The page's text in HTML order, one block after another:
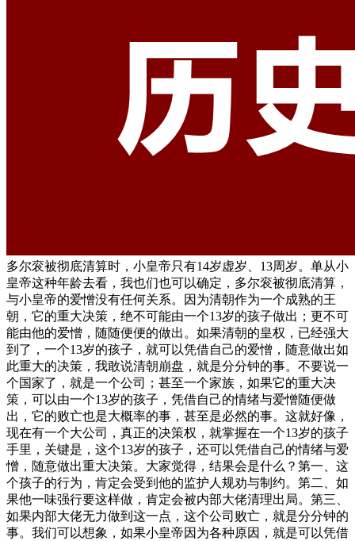
多尔衮被彻底清算时，小皇帝只有14岁虚岁、13周岁。单从小
皇帝这种年龄去看，我也们也可以确定，多尔衮被彻底清算，
与小皇帝的爱憎没有任何关系。因为清朝作为一个成熟的王
朝，它的重大决策，绝不可能由一个13岁的孩子做出；更不可
能由他的爱憎，随随便便的做出。如果清朝的皇权，已经强大
到了，一个13岁的孩子，就可以凭借自己的爱憎，随意做出如
此重大的决策，我敢说清朝崩盘，就是分分钟的事。不要说一
个国家了，就是一个公司；甚至一个家族，如果它的重大决
策，可以由一个13岁的孩子，凭借自己的情绪与爱憎随便做
出，它的败亡也是大概率的事，甚至是必然的事。这就好像，
现在有一个大公司，真正的决策权，就掌握在一个13岁的孩子
手里，关键是，这个13岁的孩子，还可以凭借自己的情绪与爱
憎，随意做出重大决策。大家觉得，结果会是什么？第一、这
个孩子的行为，肯定会受到他的监护人规劝与制约。第二、如
果他一味强行要这样做，肯定会被内部大佬清理出局。第三、
如果内部大佬无力做到这一点，这个公司败亡，就是分分钟的
事。我们可以想象，如果小皇帝因为各种原因，就是可以凭借